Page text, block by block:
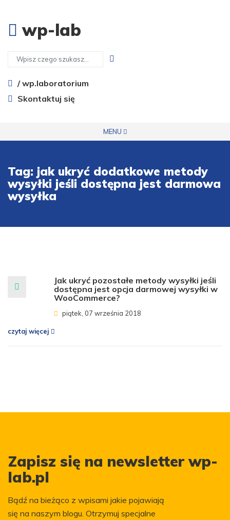
wp-lab
/ wp.laboratorium
Skontaktuj się
MENU
Tag: jak ukryć dodatkowe metody
wysyłki jeśli dostępna jest darmowa
wysyłka
Jak ukryć pozostałe metody wysyłki jeśli
dostępna jest opcja darmowej wysyłki w
WooCommerce?
piątek, 07 września 2018
czytaj więcej
Zapisz się na newsletter wp-
lab.pl
Bądź na bieżąco z wpisami jakie pojawiają
się na naszym blogu. Otrzymuj specjalne